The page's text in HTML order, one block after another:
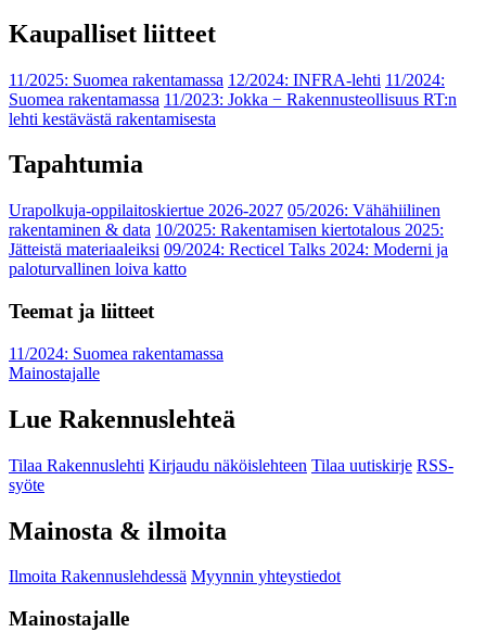
Kaupalliset liitteet
11/2025: Suomea rakentamassa 12/2024: INFRA-lehti 11/2024:
Suomea rakentamassa 11/2023: Jokka − Rakennusteollisuus RT:n
lehti kestävästä rakentamisesta
Tapahtumia
Urapolkuja-oppilaitoskiertue 2026-2027 05/2026: Vähähiilinen
rakentaminen & data 10/2025: Rakentamisen kiertotalous 2025:
Jätteistä materiaaleiksi 09/2024: Recticel Talks 2024: Moderni ja
paloturvallinen loiva katto
Teemat ja liitteet
11/2024: Suomea rakentamassa
Mainostajalle
Lue Rakennuslehteä
Tilaa Rakennuslehti Kirjaudu näköislehteen Tilaa uutiskirje RSS-
syöte
Mainosta & ilmoita
Ilmoita Rakennuslehdessä Myynnin yhteystiedot
Mainostajalle